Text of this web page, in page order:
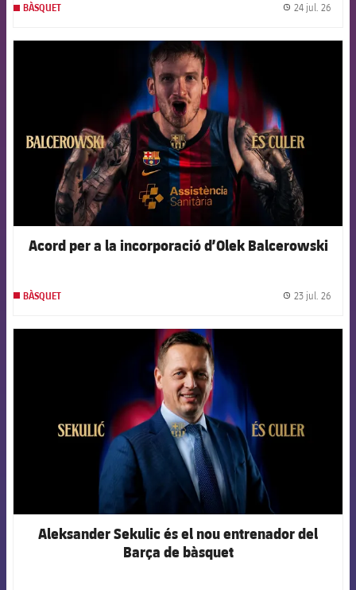
BÀSQUET 24 jul. 26
FCB Barcelona badge
Acord per a la incorporació d’Olek Balcerowski
BÀSQUET 23 jul. 26
FCB Barcelona badge
Aleksander Sekulic és el nou entrenador del
Barça de bàsquet